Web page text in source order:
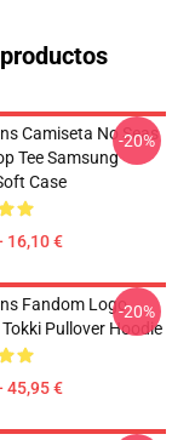
Camiseta No Seas
Tee Samsung
Case
16,10 €
-20%
Fandom Logo
Pullover Hoodie
45,95 €
-20%